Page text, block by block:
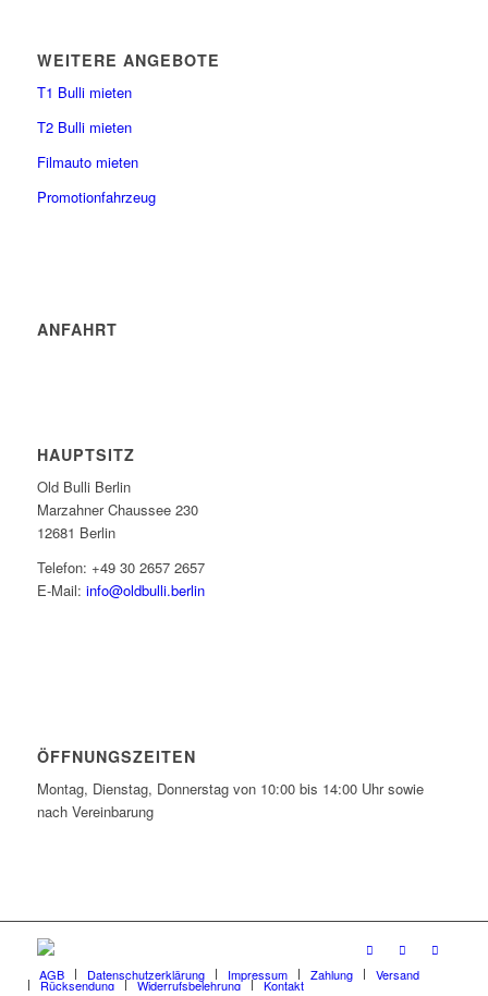
WEITERE ANGEBOTE
T1 Bulli mieten
T2 Bulli mieten
Filmauto mieten
Promotionfahrzeug
ANFAHRT
HAUPTSITZ
Old Bulli Berlin
Marzahner Chaussee 230
12681 Berlin
Telefon: +49 30 2657 2657
E-Mail: info@oldbulli.berlin
ÖFFNUNGSZEITEN
Montag, Dienstag, Donnerstag von 10:00 bis 14:00 Uhr sowie
nach Vereinbarung
AGB Datenschutzerklärung Impressum Zahlung Versand
Rücksendung Widerrufsbelehrung Kontakt